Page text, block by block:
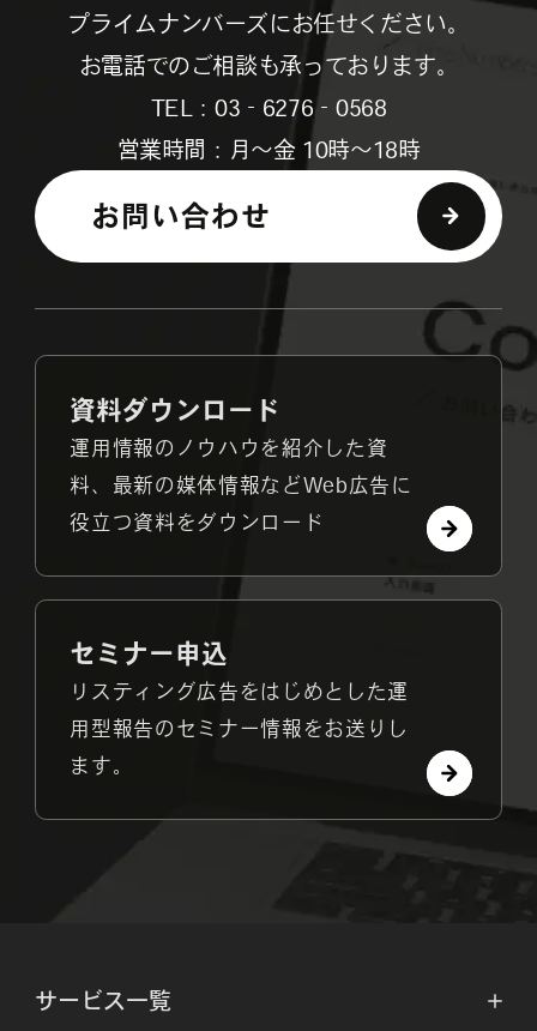
プライムナンバーズにお任せください。
お電話でのご相談も承っております。
TEL：03‐6276‐0568
営業時間：月～金 10時～18時
お問い合わせ
資料ダウンロード
運用情報のノウハウを紹介した資
料、最新の媒体情報などWeb広告に
役立つ資料をダウンロード
セミナー申込
リスティング広告をはじめとした運
用型報告のセミナー情報をお送りし
ます。
サービス一覧